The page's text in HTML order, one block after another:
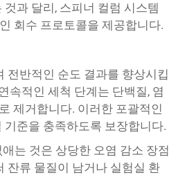
과 달리, 스피너 컬럼 시스템
회수 프로토콜을 제공합니다.
전반적인 순도 결과를 향상시킵
속적인 세척 단계는 단백질, 염
제거합니다. 이러한 포괄적인
준을 충족하도록 보장합니다.
는 것은 상당한 오염 감소 장점
잔류 물질이 남거나 실험실 환